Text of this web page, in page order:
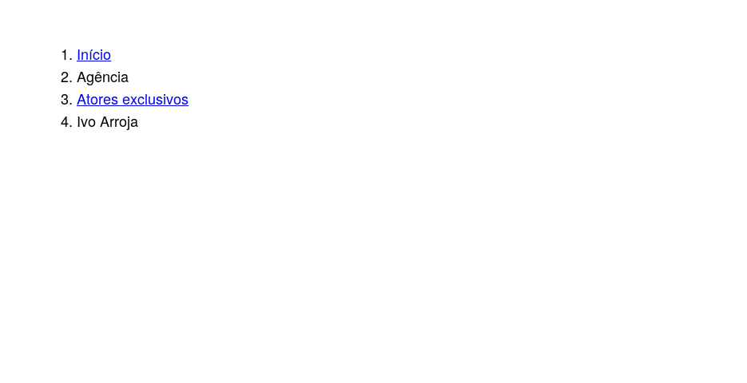
Início
Agência
Atores exclusivos
Ivo Arroja